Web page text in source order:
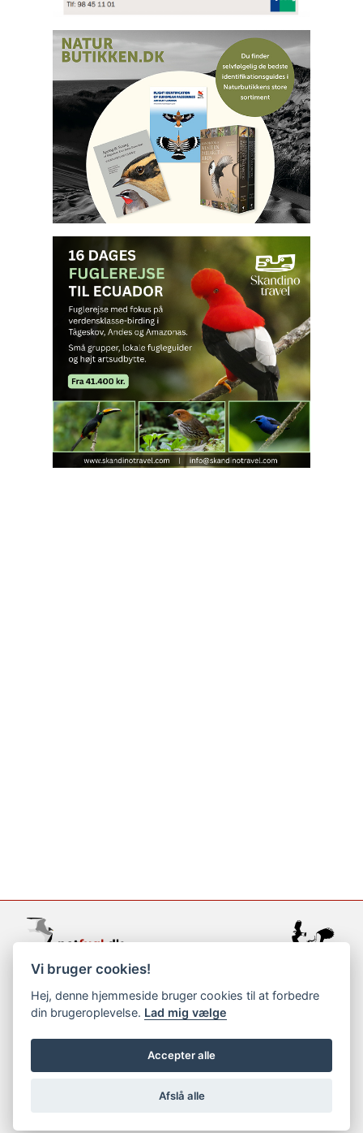
support@netfugl.dk
copyright © 2002-2023
Vi bruger cookies!
Hej, denne hjemmeside bruger cookies til at forbedre
din brugeroplevelse. Lad mig vælge
Accepter alle
Afslå alle